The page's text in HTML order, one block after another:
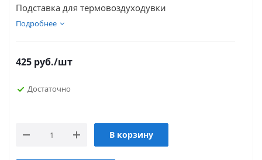
Подставка для термовоздуходувки
Подробнее
425 руб./шт
Достаточно
В корзину